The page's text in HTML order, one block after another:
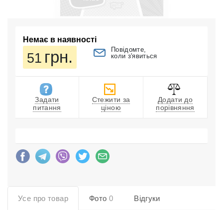
Немає в наявності
51 грн.
Повідомте,
коли з'явиться
Задати
питання
Стежити за
ціною
Додати до
порівняння
Усе про товар Фото 0 Відгуки